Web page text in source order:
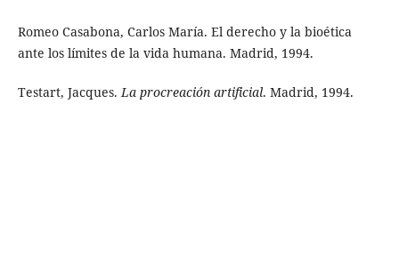
Romeo Casabona, Carlos María. El derecho y la bioética
ante los límites de la vida humana. Madrid, 1994.
Testart, Jacques.La procreación artificial. Madrid, 1994.